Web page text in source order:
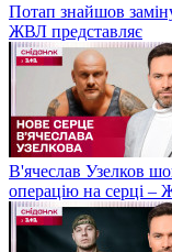
Потап знайшов
ЖВЛ представляє
В'ячеслав Узелков
операцію на серці –